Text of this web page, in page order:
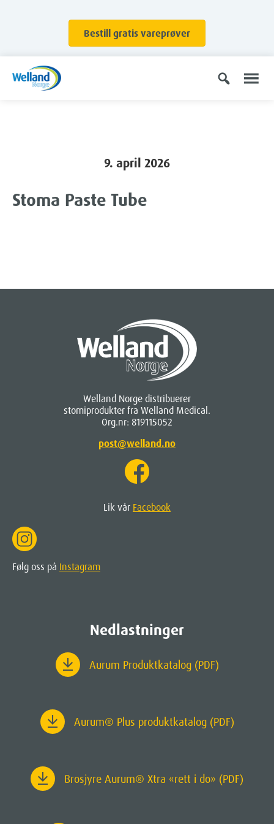
Bestill gratis vareprøver
9. april 2026
Stoma Paste Tube
Welland Norge distribuerer
stomiprodukter fra Welland Medical.
Org.nr: 819115052
post@welland.no
Lik vår Facebook
Følg oss på Instagram
Nedlastninger
Aurum Produktkatalog (PDF)
Aurum® Plus produktkatalog (PDF)
Brosjyre Aurum® Xtra «rett i do» (PDF)